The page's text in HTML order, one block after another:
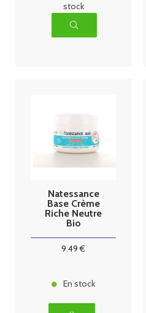
stock
Natessance
Base Crème
Riche Neutre
Bio
9.49 €
En stock